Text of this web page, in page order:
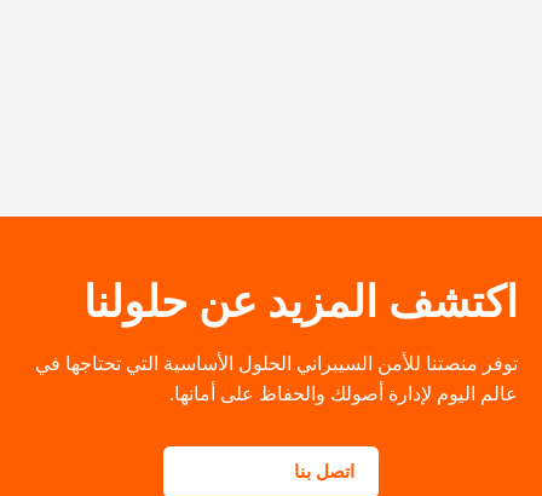
اكتشف المزيد عن حلولنا
توفر منصتنا للأمن السيبراني الحلول الأساسية التي تحتاجها في
عالم اليوم لإدارة أصولك والحفاظ على أمانها.
اتصل بنا